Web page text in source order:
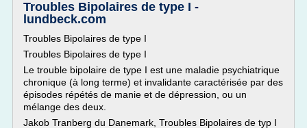
Troubles Bipolaires de type I -
lundbeck.com
Troubles Bipolaires de type I
Troubles Bipolaires de type I
Le trouble bipolaire de type I est une maladie psychiatrique
chronique (à long terme) et invalidante caractérisée par des
épisodes répétés de manie et de dépression, ou un
mélange des deux.
Jakob Tranberg du Danemark, Troubles Bipolaires de typ I